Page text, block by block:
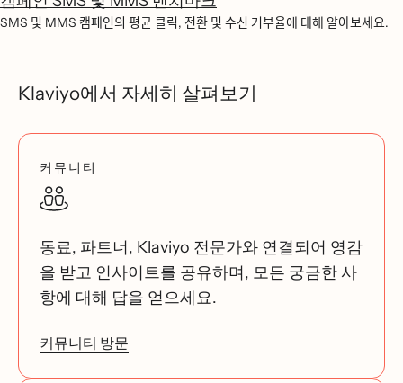
SMS 및 MMS 캠페인의 평균 클릭, 전환 및 수신 거부율에 대해 알아보세요.
Klaviyo에서 자세히 살펴보기
커뮤니티
동료, 파트너, Klaviyo 전문가와 연결되어 영감
을 받고 인사이트를 공유하며, 모든 궁금한 사
항에 대해 답을 얻으세요.
커뮤니티 방문